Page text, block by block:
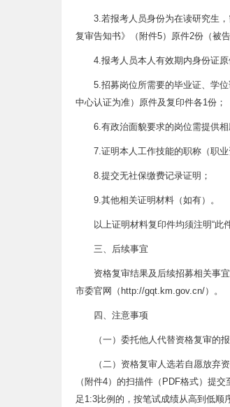
3.若报考人员身份为在读研究生
复审告知书》（附件5）原件2份（被
4.报考人员本人有效期内身份证原
5.招募岗位所需要的毕业证、学
中心认证为准）原件及复印件各1份；
6.有政治面貌要求的岗位需提供
7.证明本人工作技能的职称（职
8.提交无社保缴费记录证明；
9.其他相关证明材料（如有）。
以上证明材料复印件均须注明“此
三、后续事宜
资格复审结果及后续招募相关事
市委官网（http://gqt.km.gov.cn/）。
四、注意事项
（一）委托他人代替资格复审的
（二）资格复审人选若自愿放弃
（附件4）的扫描件（PDF格式）提
足1:3比例的，按笔试成绩从高到低顺